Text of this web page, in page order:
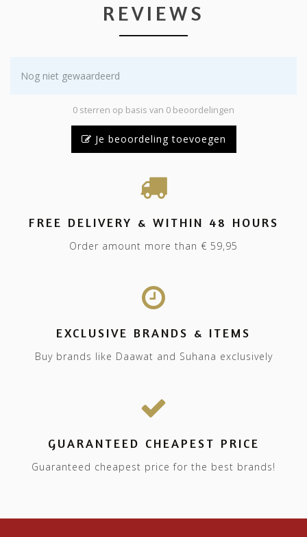
REVIEWS
Nog niet gewaardeerd
0 sterren op basis van 0 beoordelingen
Je beoordeling toevoegen
FREE DELIVERY & WITHIN 48 HOURS
Order amount more than € 59,95
EXCLUSIVE BRANDS & ITEMS
Buy brands like Daawat and Suhana exclusively
GUARANTEED CHEAPEST PRICE
Guaranteed cheapest price for the best brands!